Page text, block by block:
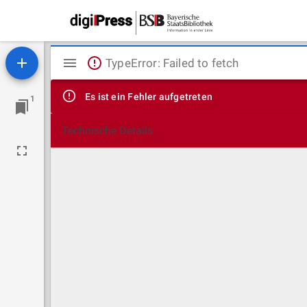
1
Mirador
Viewer
TypeError: Failed to fetch
Es ist ein Fehler aufgetreten
Technische Details